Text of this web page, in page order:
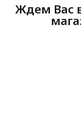
Ждем Вас